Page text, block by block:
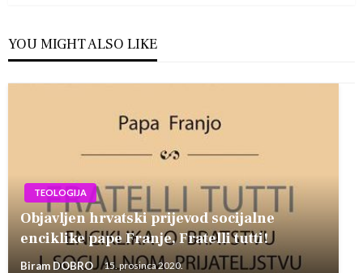
YOU MIGHT ALSO LIKE
TEOLOGIJA
Objavljen hrvatski prijevod socijalne
enciklike pape Franje, Fratelli tutti!
Biram DOBRO 15. prosinca 2020.